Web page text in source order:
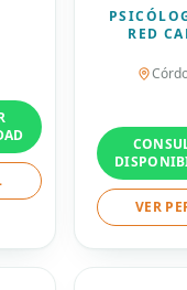
RED
VER